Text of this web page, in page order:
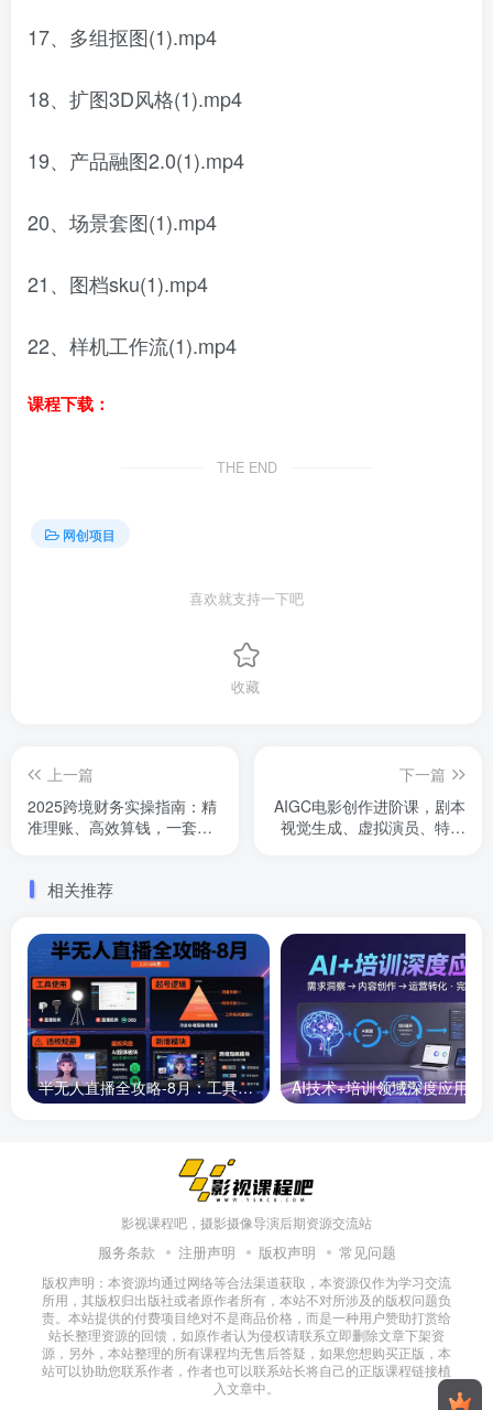
17、多组抠图(1).mp4
18、扩图3D风格(1).mp4
19、产品融图2.0(1).mp4
20、场景套图(1).mp4
21、图档sku(1).mp4
22、样机工作流(1).mp4
课程下载：
THE END
网创项目
喜欢就支持一下吧
收藏
上一篇
2025跨境财务实操指南：精
准理账、高效算钱，一套清
下一篇
AIGC电影创作进阶课，剧本
视觉生成、虚拟演员、特效
相关推荐
半无人直播全攻略-8月：工具使用+起号逻辑+违规规避,新增AI超体与跨境模块
影视课程吧，摄影摄像导演后期资源交流站
服务条款 注册声明 版权声明 常见问题
版权声明：本资源均通过网络等合法渠道获取，本资源仅作为学习交流
所用，其版权归出版社或者原作者所有，本站不对所涉及的版权问题负
责。本站提供的付费项目绝对不是商品价格，而是一种用户赞助打赏给
站长整理资源的回馈，如原作者认为侵权请联系立即删除文章下架资
源，另外，本站整理的所有课程均无售后答疑，如果您想购买正版，本
站可以协助您联系作者，作者也可以联系站长将自己的正版课程链接植
入文章中。